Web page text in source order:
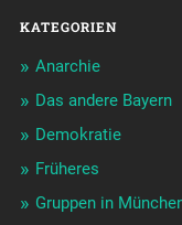
KATEGORIEN
Anarchie
Das andere Bayern
Demokratie
Früheres
Gruppen in